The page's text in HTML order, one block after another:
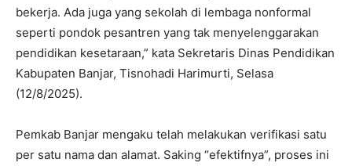
bekerja. Ada juga yang sekolah di lembaga nonformal
seperti pondok pesantren yang tak menyelenggarakan
pendidikan kesetaraan,” kata Sekretaris Dinas Pendidikan
Kabupaten Banjar, Tisnohadi Harimurti, Selasa
(12/8/2025).
Pemkab Banjar mengaku telah melakukan verifikasi satu
per satu nama dan alamat. Saking “efektifnya”, proses ini